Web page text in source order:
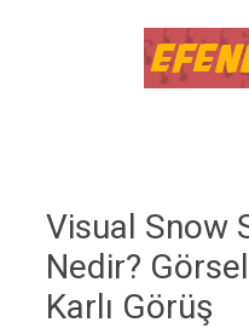
Visual Snow
Nedir?
Karlı Görüş